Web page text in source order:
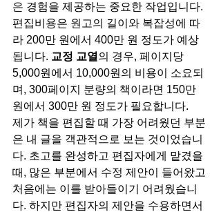
은 경험을 제공하는 중요한 작업입니다.
편집비용은 원고의 길이와 복잡성에 따
라 200만 원에서 400만 원 정도가 예상
됩니다. 교정 교열 의 경우, 페이지당
5,000원에서 10,000원의 비용이 소요되
며, 300페이지 분량의 책이라면 150만
원에서 300만 원 정도가 필요합니다.
제가 책을 편집할 때 가장 어려웠던 부분
은 내 글을 객관적으로 보는 것이었습니
다. 초고를 완성하고 편집자에게 맡겼을
때, 많은 부분에서 수정 제안이 들어왔고
처음에는 이를 받아들이기 어려웠습니
다. 하지만 편집자의 제안을 수용하면서